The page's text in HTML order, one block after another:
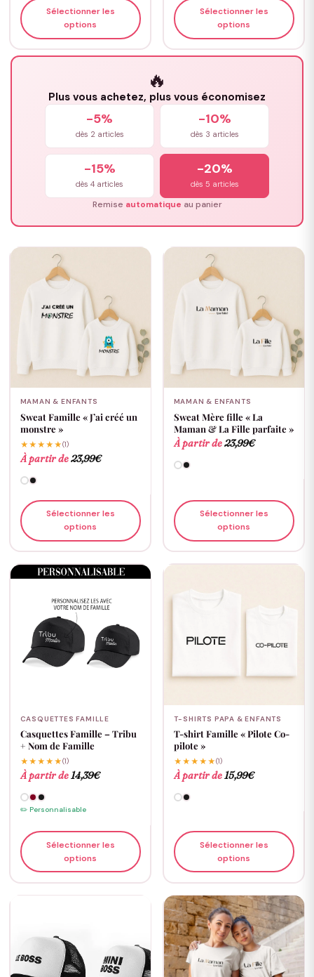
Sélectionner les
options
Sélectionner les
options
🔥
Plus vous achetez, plus vous économisez
-5%
dès 2 articles
-10%
dès 3 articles
-15%
dès 4 articles
-20%
dès 5 articles
Remise automatique au panier
MAMAN & ENFANTS
Sweat Famille « J’ai créé un
monstre »
★★★★★(1)
À partir de23,99€
Sélectionner les
options
MAMAN & ENFANTS
Sweat Mère fille « La
Maman & La Fille parfaite »
À partir de23,99€
Sélectionner les
options
CASQUETTES FAMILLE
Casquettes Famille – Tribu
+ Nom de Famille
★★★★★(1)
À partir de14,39€
✏️ Personnalisable
Sélectionner les
options
T-SHIRTS PAPA & ENFANTS
T-shirt Famille « Pilote Co-
pilote »
★★★★★(1)
À partir de15,99€
Sélectionner les
options